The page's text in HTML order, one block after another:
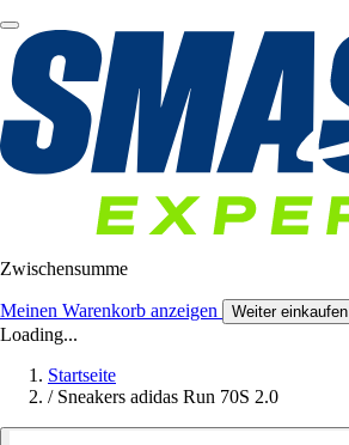
Zwischensumme
Meinen Warenkorb anzeigen Weiter einkaufen
Loading...
Startseite
/ Sneakers adidas Run 70S 2.0